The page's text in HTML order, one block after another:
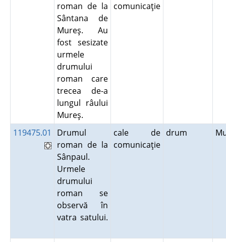
roman de la
Sântana de
Mureş. Au
fost sesizate
urmele
drumului
roman care
trecea de-a
lungul râului
Mureş.
comunicaţie
119475.01
Drumul
roman de la
Sânpaul.
Urmele
drumului
roman se
observă în
vatra satului.
cale de
comunicaţie
drum